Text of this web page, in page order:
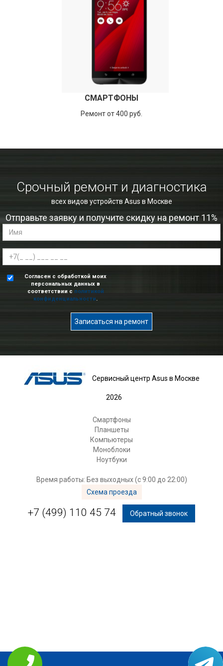
СМАРТФОНЫ
Ремонт от 400 руб.
Срочный ремонт и диагностика
всех видов устройств Asus в Москве
Отправьте заявку и получите скидку на ремонт 11%
Согласен с обработкой моих
персональных данных в
соответствии с политикой
конфиденциальности.
Записаться на ремонт
Сервисный центр Asus в Москве
2026
Смартфоны
Планшеты
Компьютеры
Моноблоки
Ноутбуки
Время работы: Без выходных (с 9:00 до 22:00)
Схема проезда
+7 (499) 110 45 74 Обратный звонок